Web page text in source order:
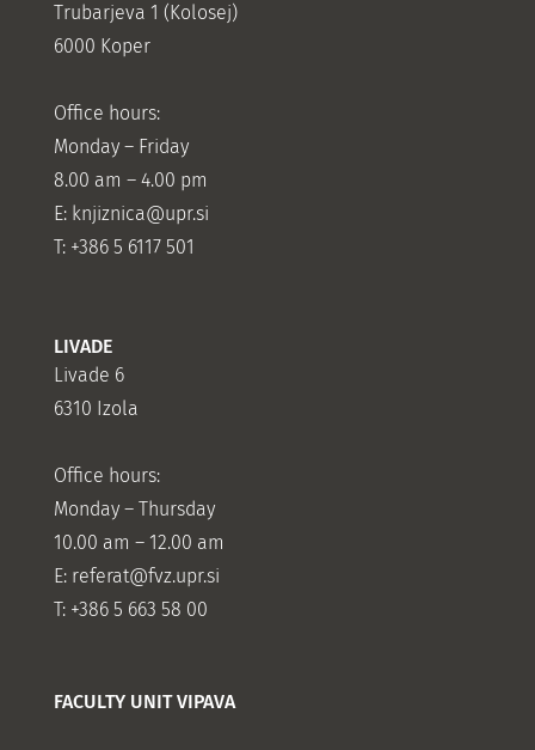
Trubarjeva 1 (Kolosej)
6000 Koper
Office hours:
Monday – Friday
8.00 am – 4.00 pm
E: knjiznica@upr.si
T: +386 5 6117 501
LIVADE
Livade 6
6310 Izola
Office hours:
Monday – Thursday
10.00 am – 12.00 am
E: referat@fvz.upr.si
T: +386 5 663 58 00
FACULTY UNIT VIPAVA